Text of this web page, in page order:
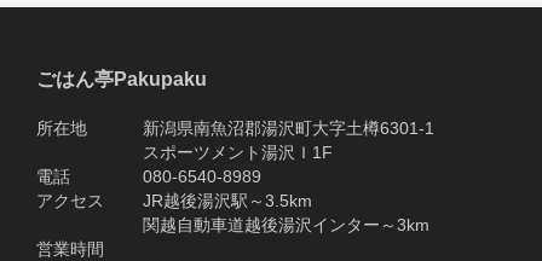
ごはん亭Pakupaku
所在地 新潟県南魚沼郡湯沢町大字土樽6301-1
スポーツメント湯沢Ｉ1F
電話 080-6540-8989
アクセス JR越後湯沢駅～3.5km
関越自動車道越後湯沢インター～3km
営業時間